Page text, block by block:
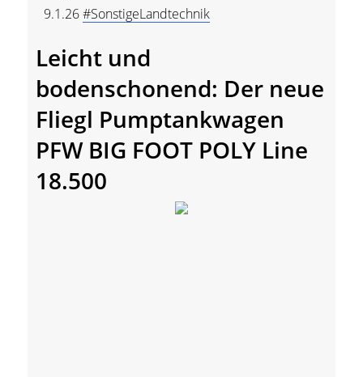
9.1.26#SonstigeLandtechnik
Leicht und
bodenschonend: Der neue
Fliegl Pumptankwagen
PFW BIG FOOT POLY Line
18.500